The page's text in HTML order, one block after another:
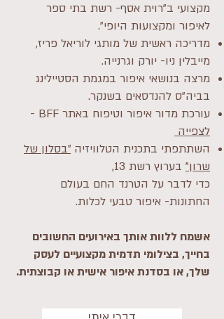
מקצועי ב"רוית אסף- רשת בתי ספר
לאיפור ומקצועות היופי".
מדריכה ראשית של מותגי לוריאל פריז,
מייבלין ניו- יורק וגרנייה.
מרצה בנושאי איפור במגמת הסטיילינג
בביה"ס להנדסאים בשנקר.
עורכת מדור איפור וטיפוח באתר BFF -
לצפייה
השתתפתי בתכנית הטלוויזיה "בסלון של
שרון" בערוץ רשת 13,
כדי לדבר על הטרנד החם בעולם
החתונות- איפור טבעי לכלות.
אשמח ללוות אותך באירועים החשובים
בחייך, בצילומי תדמית מקצועיים לעסק
שלך, או בסדנת איפור אישית או קבוצתית.